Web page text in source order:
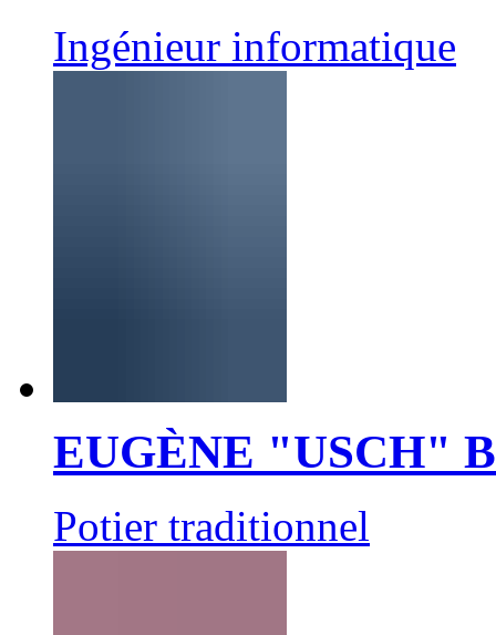
Ingénieur informatique
EUGÈNE "USCH"
Potier traditionnel